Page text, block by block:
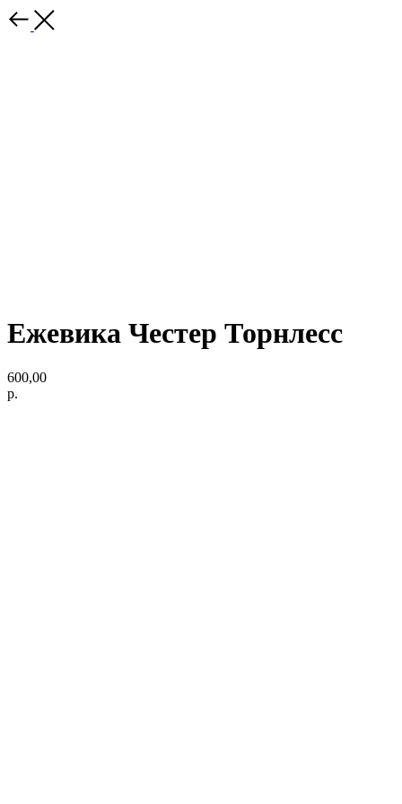
Ежевика Честер Торнлесс
600,00
р.